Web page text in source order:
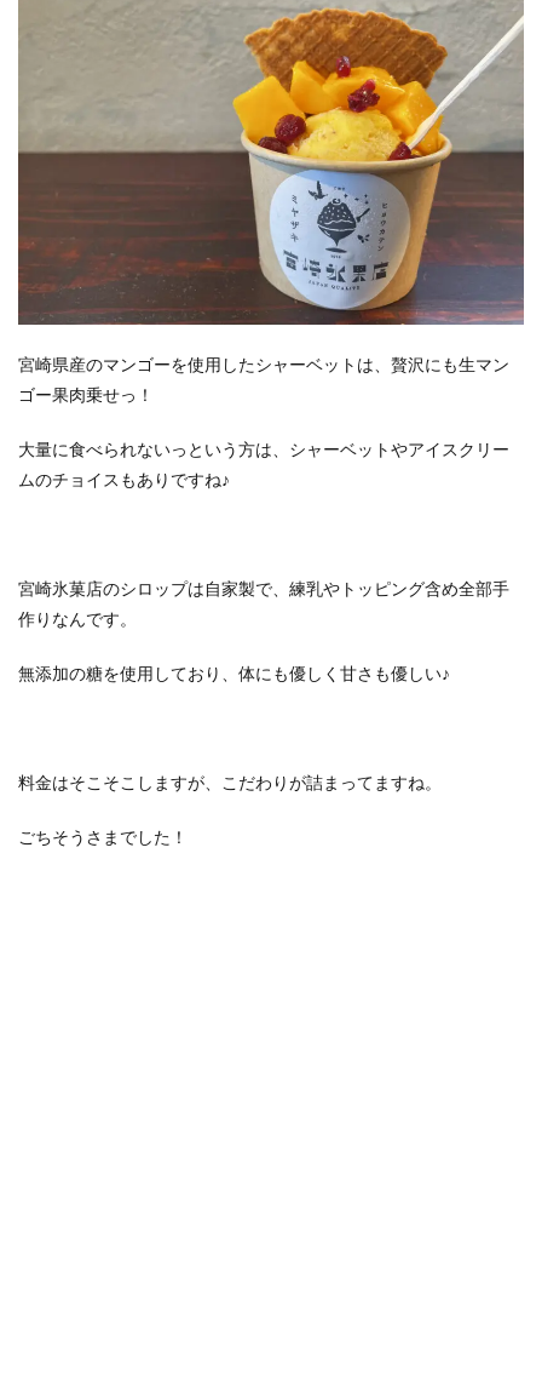
宮崎県産のマンゴーを使用したシャーベットは、贅沢にも生マン
ゴー果肉乗せっ！
大量に食べられないっという方は、シャーベットやアイスクリー
ムのチョイスもありですね♪
宮崎氷菓店のシロップは自家製で、練乳やトッピング含め全部手
作りなんです。
無添加の糖を使用しており、体にも優しく甘さも優しい♪
料金はそこそこしますが、こだわりが詰まってますね。
ごちそうさまでした！